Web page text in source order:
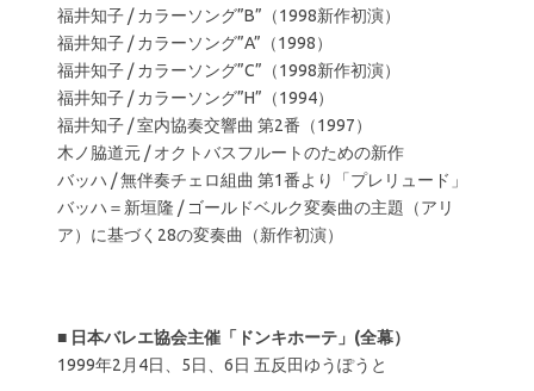
福井知子 / カラーソング”B”（1998新作初演）
福井知子 / カラーソング”A”（1998）
福井知子 / カラーソング”C”（1998新作初演）
福井知子 / カラーソング”H”（1994）
福井知子 / 室内協奏交響曲 第2番（1997）
木ノ脇道元 / オクトバスフルートのための新作
バッハ / 無伴奏チェロ組曲 第1番より「プレリュード」
バッハ＝新垣隆 / ゴールドベルク変奏曲の主題（アリ
ア）に基づく28の変奏曲（新作初演）
■ 日本バレエ協会主催「ドンキホーテ」(全幕）
1999年2月4日、5日、6日 五反田ゆうぽうと